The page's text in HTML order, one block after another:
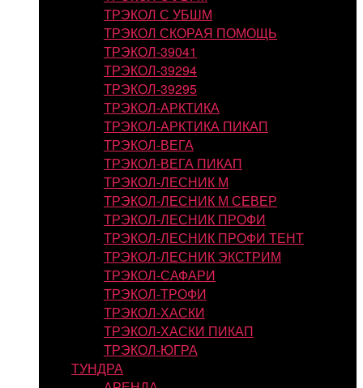
ТРЭКОЛ С УБШМ
ТРЭКОЛ СКОРАЯ ПОМОЩЬ
ТРЭКОЛ-39041
ТРЭКОЛ-39294
ТРЭКОЛ-39295
ТРЭКОЛ-АРКТИКА
ТРЭКОЛ-АРКТИКА ПИКАП
ТРЭКОЛ-ВЕГА
ТРЭКОЛ-ВЕГА ПИКАП
ТРЭКОЛ-ЛЕСНИК М
ТРЭКОЛ-ЛЕСНИК М СЕВЕР
ТРЭКОЛ-ЛЕСНИК ПРОФИ
ТРЭКОЛ-ЛЕСНИК ПРОФИ ТЕНТ
ТРЭКОЛ-ЛЕСНИК ЭКСТРИМ
ТРЭКОЛ-САФАРИ
ТРЭКОЛ-ТРОФИ
ТРЭКОЛ-ХАСКИ
ТРЭКОЛ-ХАСКИ ПИКАП
ТРЭКОЛ-ЮГРА
ТУНДРА